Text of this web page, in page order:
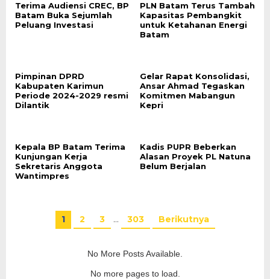
Terima Audiensi CREC, BP
Batam Buka Sejumlah
Peluang Investasi
PLN Batam Terus Tambah
Kapasitas Pembangkit
untuk Ketahanan Energi
Batam
Pimpinan DPRD
Kabupaten Karimun
Periode 2024-2029 resmi
Dilantik
Gelar Rapat Konsolidasi,
Ansar Ahmad Tegaskan
Komitmen Mabangun
Kepri
Kepala BP Batam Terima
Kunjungan Kerja
Sekretaris Anggota
Wantimpres
Kadis PUPR Beberkan
Alasan Proyek PL Natuna
Belum Berjalan
1 2 3 … 303 Berikutnya
No More Posts Available.
No more pages to load.